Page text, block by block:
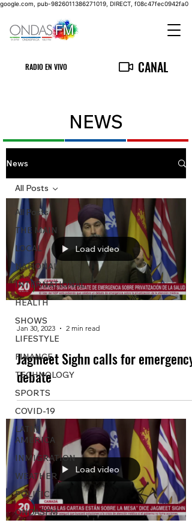
google.com, pub-9826011386271019, DIRECT, f08c47fec0942fa0
RADIO EN VIVO CANAL
NEWS
News
All Posts
THE MAIN
LOCAL
NATIONAL
INTERNATIONAL
HEALTH
SHOWS
LIFESTYLE
FINANCE
TECHNOLOGY
SPORTS
COVID-19
LATIN
AMERICA
INMIGRATION
WEATHER
POLITIC
ONDASFM
All Posts
Load video
Jan 30, 2023 2 min read
Jagmeet Sighn calls for emergency
debate
Load video